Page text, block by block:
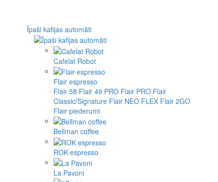
Īpaši kafijas automāti
Cafelat Robot
Flair espresso
Flair 58 Flair 49 PRO Flair PRO Flair
Classic/Signature Flair NEO FLEX Flair 2GO
Flair piederumi
Bellman coffee
ROK espresso
La Pavoni